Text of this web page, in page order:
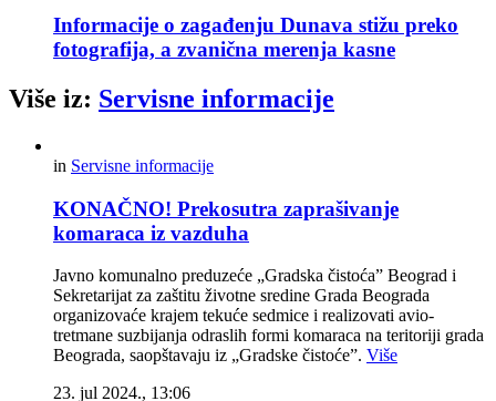
Informacije o zagađenju Dunava stižu preko
fotografija, a zvanična merenja kasne
Više iz: Servisne informacije
in Servisne informacije
KONAČNO! Prekosutra zaprašivanje
komaraca iz vazduha
Javno komunalno preduzeće „Gradska čistoća” Beograd i
Sekretarijat za zaštitu životne sredine Grada Beograda
organizovaće krajem tekuće sedmice i realizovati avio-
tretmane suzbijanja odraslih formi komaraca na teritoriji grada
Beograda, saopštavaju iz „Gradske čistoće”. Više
23. jul 2024., 13:06